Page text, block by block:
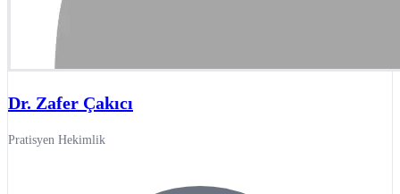
Dr. Zafer Çakıcı
Pratisyen Hekimlik